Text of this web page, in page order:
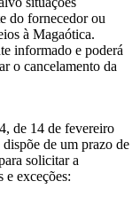
do fornecedor ou
à Magaótica.
informado e poderá
o cancelamento da
de 14 de fevereiro
de um prazo de
solicitar a
e exceções: